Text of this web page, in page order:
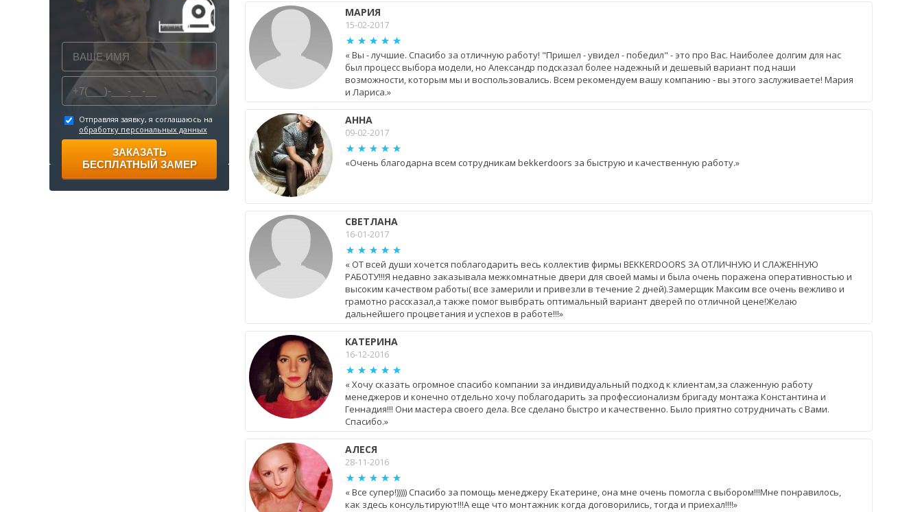
Отправляя заявку, я соглашаюсь на
обработку персональных данных
ЗАКАЗАТЬ
БЕСПЛАТНЫЙ ЗАМЕР
МАРИЯ
15-02-2017
« Вы - лучшие. Cпасибо за отличную работу! "Пришел - увидел - победил" - это про Вас. Наиболее долгим для нас
был процесс выбора модели, но Александр подсказал более надежный и дешевый вариант под наши
возможности, которым мы и воспользовались. Всем рекомендуем вашу компанию - вы этого заслуживаете! Мария
и Лариса.»
АННА
09-02-2017
«Очень благодарна всем сотрудникам bekkerdoors за быструю и качественную работу.»
СВЕТЛАНА
16-01-2017
« ОТ всей души хочется поблагодарить весь коллектив фирмы BEKKERDOORS ЗА ОТЛИЧНУЮ И СЛАЖЕННУЮ
РАБОТУ!!!Я недавно заказывала межкомнатные двери для своей мамы и была очень поражена оперативностью и
высоким качеством работы( все замерили и привезли в течение 2 дней).Замерщик Максим все очень вежливо и
грамотно рассказал,а также помог вывбрать оптимальный вариант дверей по отличной цене!Желаю
дальнейшего процветания и успехов в работе!!!»
КАТЕРИНА
16-12-2016
« Хочу сказать огромное спасибо компании за индивидуальный подход к клиентам,за слаженную работу
менеджеров и конечно отдельно хочу поблагодарить за профессионализм бригаду монтажа Константина и
Геннадия!!! Они мастера своего дела. Все сделано быстро и качественно. Было приятно сотрудничать с Вами.
Спасибо.»
АЛЕСЯ
28-11-2016
« Все супер!))))) Спасибо за помощь менеджеру Екатерине, она мне очень помогла с выбором!!!Мне понравилось,
как здесь консультируют!!!А еще что монтажник когда договорились, тогда и приехал!!!!»